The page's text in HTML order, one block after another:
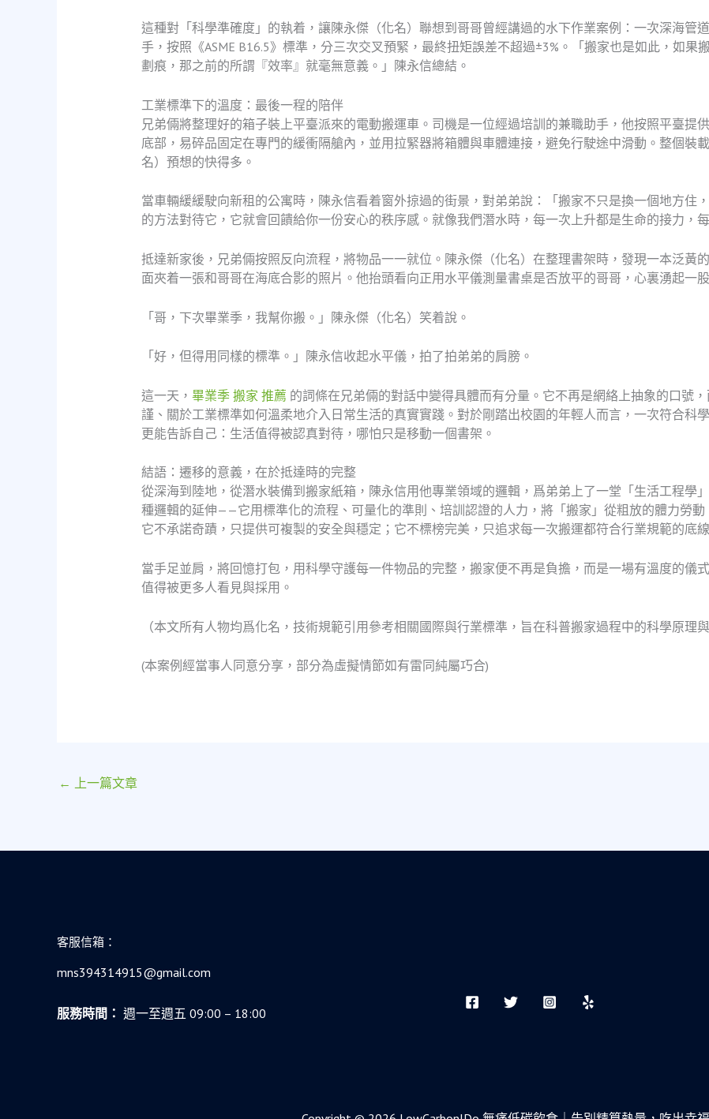
這種對「科學準確度」的執着，讓陳永傑（化名）聯想到哥哥曾經講過的水下作業案例：一次深海管
手，按照《ASME B16.5》標準，分三次交叉預緊，最終扭矩誤差不超過±3%。「搬家也是如此，如果
劃痕，那之前的所謂『效率』就毫無意義。」陳永信總結。
工業標準下的溫度：最後一程的陪伴
兄弟倆將整理好的箱子裝上平臺派來的電動搬運車。司機是一位經過培訓的兼職助手，他按照平臺提
底部，易碎品固定在專門的緩衝隔艙內，並用拉緊器將箱體與車體連接，避免行駛途中滑動。整個裝
名）預想的快得多。
當車輛緩緩駛向新租的公寓時，陳永信看着窗外掠過的街景，對弟弟說：「搬家不只是換一個地方住
的方法對待它，它就會回饋給你一份安心的秩序感。就像我們潛水時，每一次上升都是生命的接力，
抵達新家後，兄弟倆按照反向流程，將物品一一就位。陳永傑（化名）在整理書架時，發現一本泛黃
面夾着一張和哥哥在海底合影的照片。他抬頭看向正用水平儀測量書桌是否放平的哥哥，心裏湧起一
「哥，下次畢業季，我幫你搬。」陳永傑（化名）笑着說。
「好，但得用同樣的標準。」陳永信收起水平儀，拍了拍弟弟的肩膀。
這一天， 畢業季 搬家 推薦 的詞條在兄弟倆的對話中變得具體而有分量。它不再是網絡上抽象的口號
謹、關於工業標準如何溫柔地介入日常生活的真實實踐。對於剛踏出校園的年輕人而言，一次符合科
更能告訴自己：生活值得被認真對待，哪怕只是移動一個書架。
結語：遷移的意義，在於抵達時的完整
從深海到陸地，從潛水裝備到搬家紙箱，陳永信用他專業領域的邏輯，爲弟弟上了一堂「生活工程學
種邏輯的延伸——它用標準化的流程、可量化的準則、培訓認證的人力，將「搬家」從粗放的體力勞動
它不承諾奇蹟，只提供可複製的安全與穩定；它不標榜完美，只追求每一次搬運都符合行業規範的底線
當手足並肩，將回憶打包，用科學守護每一件物品的完整，搬家便不再是負擔，而是一場有溫度的儀
值得被更多人看見與採用。
（本文所有人物均爲化名，技術規範引用參考相關國際與行業標準，旨在科普搬家過程中的科學原理與
(本案例經當事人同意分享，部分為虛擬情節如有雷同純屬巧合)
← 上一篇文章
客服信箱：
mns394314915@gmail.com
服務時間： 週一至週五 09:00 – 18:00